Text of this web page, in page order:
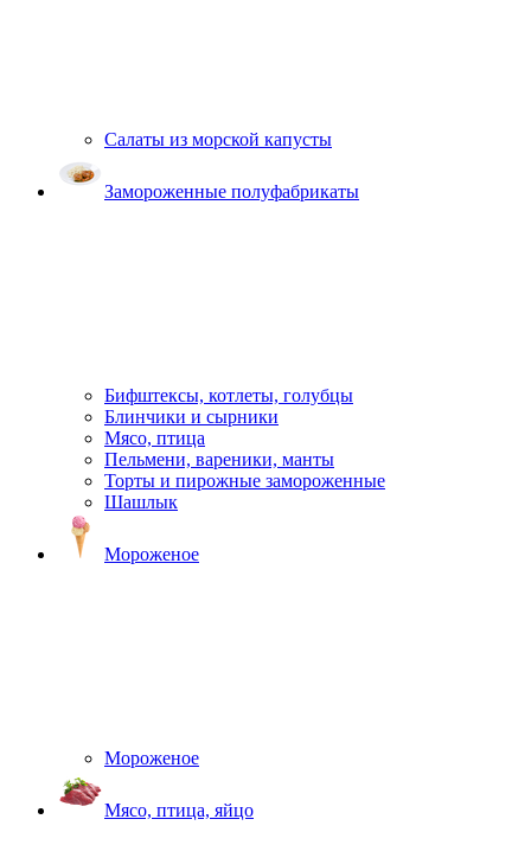
Салаты из морской капусты
Замороженные полуфабрикаты
Бифштексы, котлеты, голубцы
Блинчики и сырники
Мясо, птица
Пельмени, вареники, манты
Торты и пирожные замороженные
Шашлык
Мороженое
Мороженое
Мясо, птица, яйцо